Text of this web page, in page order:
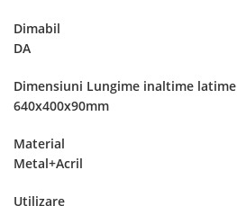
Dimabil
DA
Dimensiuni Lungime inaltime latime
640x400x90mm
Material
Metal+Acril
Utilizare